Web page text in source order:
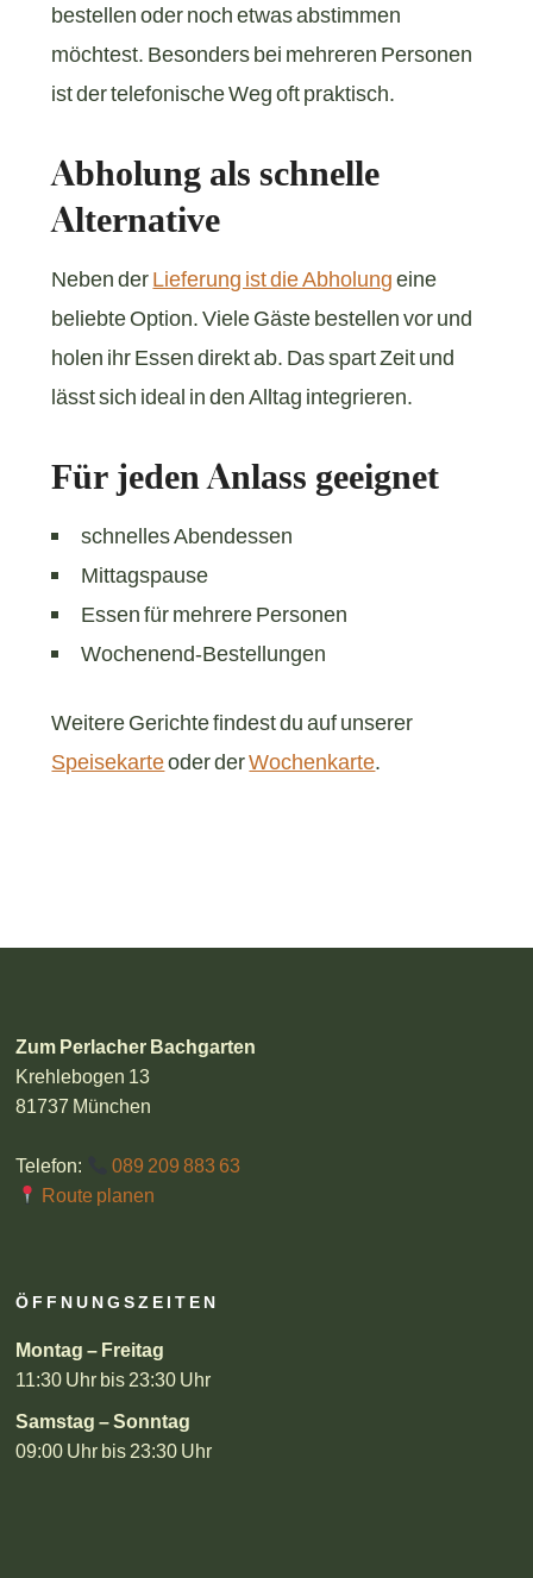
bestellen oder noch etwas abstimmen
möchtest. Besonders bei mehreren Personen
ist der telefonische Weg oft praktisch.
Abholung als schnelle
Alternative
Neben derLieferung ist die Abholungeine
beliebte Option. Viele Gäste bestellen vor und
holen ihr Essen direkt ab. Das spart Zeit und
lässt sich ideal in den Alltag integrieren.
Für jeden Anlass geeignet
schnelles Abendessen
Mittagspause
Essen für mehrere Personen
Wochenend-Bestellungen
Weitere Gerichte findest du auf unserer
Speisekarteoder derWochenkarte.
Zum Perlacher Bachgarten
Krehlebogen 13
81737 München
Telefon:
089 209 883 63
Route planen
ÖFFNUNGSZEITEN
Montag – Freitag
11:30 Uhr bis 23:30 Uhr
Samstag – Sonntag
09:00 Uhr bis 23:30 Uhr